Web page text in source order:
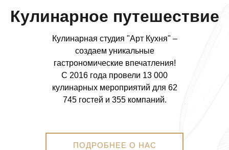
Кулинарная студия "Арт Кухня" –
создаем уникальные
гастрономические впечатления!
С 2016 года провели 13 000
кулинарных мероприятий для 62
745 гостей и 355 компаний.
ПОДРОБНЕЕ О НАС
Кулинарное путешествие